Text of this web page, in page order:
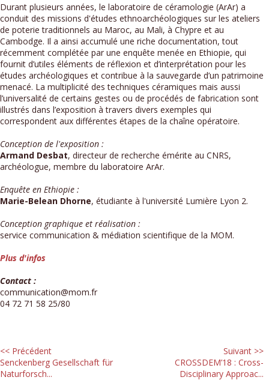
Durant plusieurs années, le laboratoire de céramologie (ArAr) a
conduit des missions d'études ethnoarchéologiques sur les ateliers
de poterie traditionnels au Maroc, au Mali, à Chypre et au
Cambodge. Il a ainsi accumulé une riche documentation, tout
récemment complétée par une enquête menée en Ethiopie, qui
fournit d’utiles éléments de réflexion et d’interprétation pour les
études archéologiques et contribue à la sauvegarde d’un patrimoine
menacé. La multiplicité des techniques céramiques mais aussi
l’universalité de certains gestes ou de procédés de fabrication sont
illustrés dans l’exposition à travers divers exemples qui
correspondent aux différentes étapes de la chaîne opératoire.
Conception de l'exposition :
Armand Desbat, directeur de recherche émérite au CNRS,
archéologue, membre du laboratoire ArAr.
Enquête en Ethiopie :
Marie-Belean Dhorne, étudiante à l'université Lumière Lyon 2.
Conception graphique et réalisation :
service communication & médiation scientifique de la MOM.
Plus d'infos
Contact :
communication@mom.fr
04 72 71 58 25/80
<< Précédent
Senckenberg Gesellschaft für
Naturforsch...
Suivant >>
CROSSDEM’18 : Cross-
Disciplinary Approac...